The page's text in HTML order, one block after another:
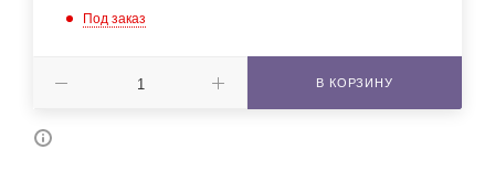
Под заказ
В КОРЗИНУ